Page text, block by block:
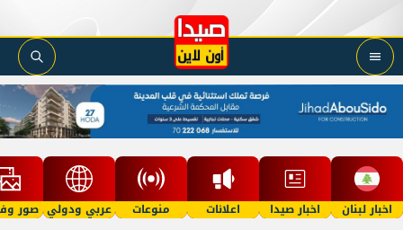
اخبار لبنان اخبار صيدا اعلانات منوعات عربي ودولي صور